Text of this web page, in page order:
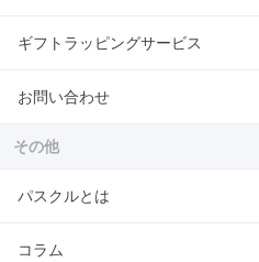
ギフトラッピングサービス
お問い合わせ
その他
パスクルとは
コラム